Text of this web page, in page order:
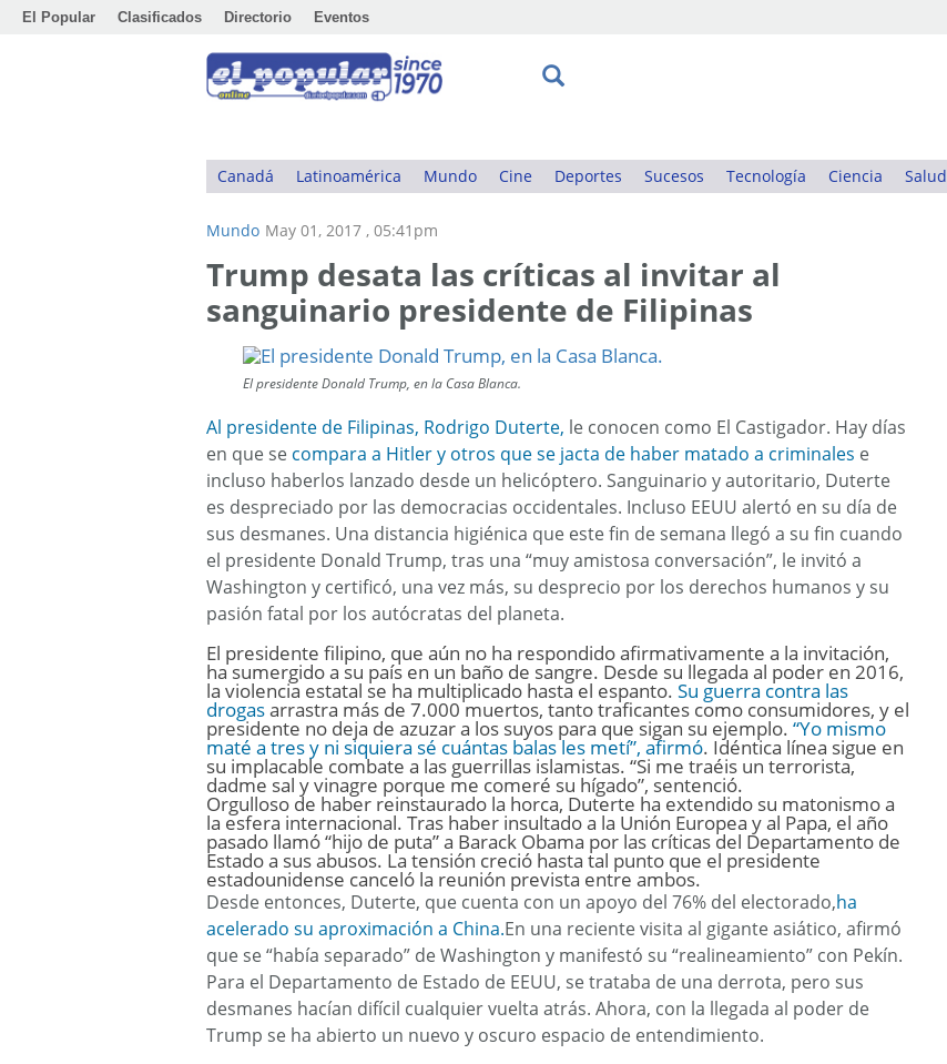
El Popular Clasificados Directorio Eventos
Canadá Latinoamérica Mundo Cine Deportes Sucesos Tecnología Ciencia Salud
Mundo May 01, 2017 , 05:41pm
Trump desata las críticas al invitar al
sanguinario presidente de Filipinas
El presidente Donald Trump, en la Casa Blanca.
Al presidente de Filipinas, Rodrigo Duterte, le conocen como El Castigador. Hay días
en que se compara a Hitler y otros que se jacta de haber matado a criminales e
incluso haberlos lanzado desde un helicóptero. Sanguinario y autoritario, Duterte
es despreciado por las democracias occidentales. Incluso EEUU alertó en su día de
sus desmanes. Una distancia higiénica que este fin de semana llegó a su fin cuando
el presidente Donald Trump, tras una “muy amistosa conversación”, le invitó a
Washington y certificó, una vez más, su desprecio por los derechos humanos y su
pasión fatal por los autócratas del planeta.
El presidente filipino, que aún no ha respondido afirmativamente a la invitación,
ha sumergido a su país en un baño de sangre. Desde su llegada al poder en 2016,
la violencia estatal se ha multiplicado hasta el espanto. Su guerra contra las
drogasarrastra más de 7.000 muertos, tanto traficantes como consumidores, y el
presidente no deja de azuzar a los suyos para que sigan su ejemplo. “Yo mismo
maté a tres y ni siquiera sé cuántas balas les metí”, afirmó. Idéntica línea sigue en
su implacable combate a las guerrillas islamistas. “Si me traéis un terrorista,
dadme sal y vinagre porque me comeré su hígado”, sentenció.
Orgulloso de haber reinstaurado la horca, Duterte ha extendido su matonismo a
la esfera internacional. Tras haber insultado a la Unión Europea y al Papa, el año
pasado llamó “hijo de puta” a Barack Obama por las críticas del Departamento de
Estado a sus abusos. La tensión creció hasta tal punto que el presidente
estadounidense canceló la reunión prevista entre ambos.
Desde entonces, Duterte, que cuenta con un apoyo del 76% del electorado,ha
acelerado su aproximación a China.En una reciente visita al gigante asiático, afirmó
que se “había separado” de Washington y manifestó su “realineamiento” con Pekín.
Para el Departamento de Estado de EEUU, se trataba de una derrota, pero sus
desmanes hacían difícil cualquier vuelta atrás. Ahora, con la llegada al poder de
Trump se ha abierto un nuevo y oscuro espacio de entendimiento.